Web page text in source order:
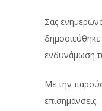
Σας
ενδυνάμωση
Με την
επισημάνσεις.